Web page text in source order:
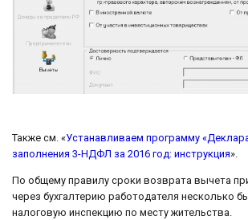
Также см. «Устанавливаем программу
заполнения 3-НДФЛ за 2016 год: инструкция».
По общему правилу сроки возврата вычета
через бухгалтерию работодателя несколько
налоговую инспекцию по месту жительства.